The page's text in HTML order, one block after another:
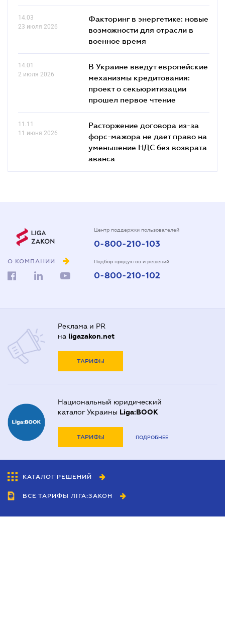
14.03
23 июля 2026
Факторинг в энергетике: новые
возможности для отрасли в
военное время
14.01
2 июля 2026
В Украине введут европейские
механизмы кредитования:
проект о секьюритизации
прошел первое чтение
11.11
11 июня 2026
Расторжение договора из-за
форс-мажора не дает право на
уменьшение НДС без возврата
аванса
О КОМПАНИИ
Центр поддержки пользователей
0-800-210-103
Подбор продуктов и решений
0-800-210-102
Реклама и PR
на ligazakon.net
ТАРИФЫ
Национальный юридический
каталог Украины Liga:BOOK
ТАРИФЫ ПОДРОБНЕЕ
КАТАЛОГ РЕШЕНИЙ
ВСЕ ТАРИФЫ ЛІГА:ЗАКОН